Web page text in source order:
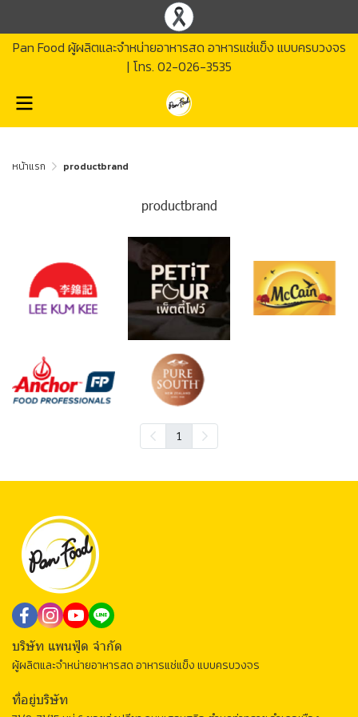
Pan Food ผู้ผลิตและจำหน่ายอาหารสด อาหารแช่แข็ง แบบครบวงจร
| โทร. 02-026-3535
หน้าแรก productbrand
productbrand
1
บริษัท แพนฟู้ด จำกัด
ผู้ผลิตและจำหน่ายอาหารสด อาหารแช่แข็ง แบบครบวงจร
ที่อยู่บริษัท